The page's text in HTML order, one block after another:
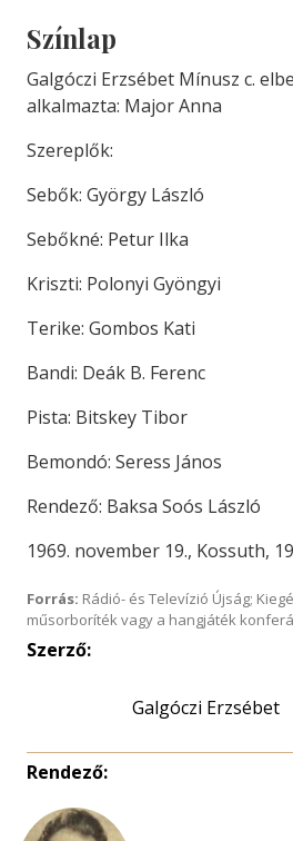
Színlap
Galgóczi Erzsébet Mínusz c.
alkalmazta: Major Anna
Szereplők:
Sebők: György László
Sebőkné: Petur Ilka
Kriszti: Polonyi Gyöngyi
Terike: Gombos Kati
Bandi: Deák B. Ferenc
Pista: Bitskey Tibor
Bemondó: Seress János
Rendező: Baksa Soós László
1969. november 19., Kossuth,
Forrás: Rádió- és Televízió Újság;
műsorboríték vagy a hangjáték
Szerző:
Galgóczi Erzsébet
Rendező: